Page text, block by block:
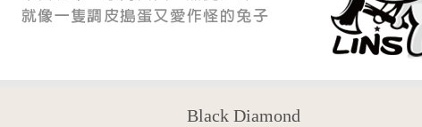
Black Diamond